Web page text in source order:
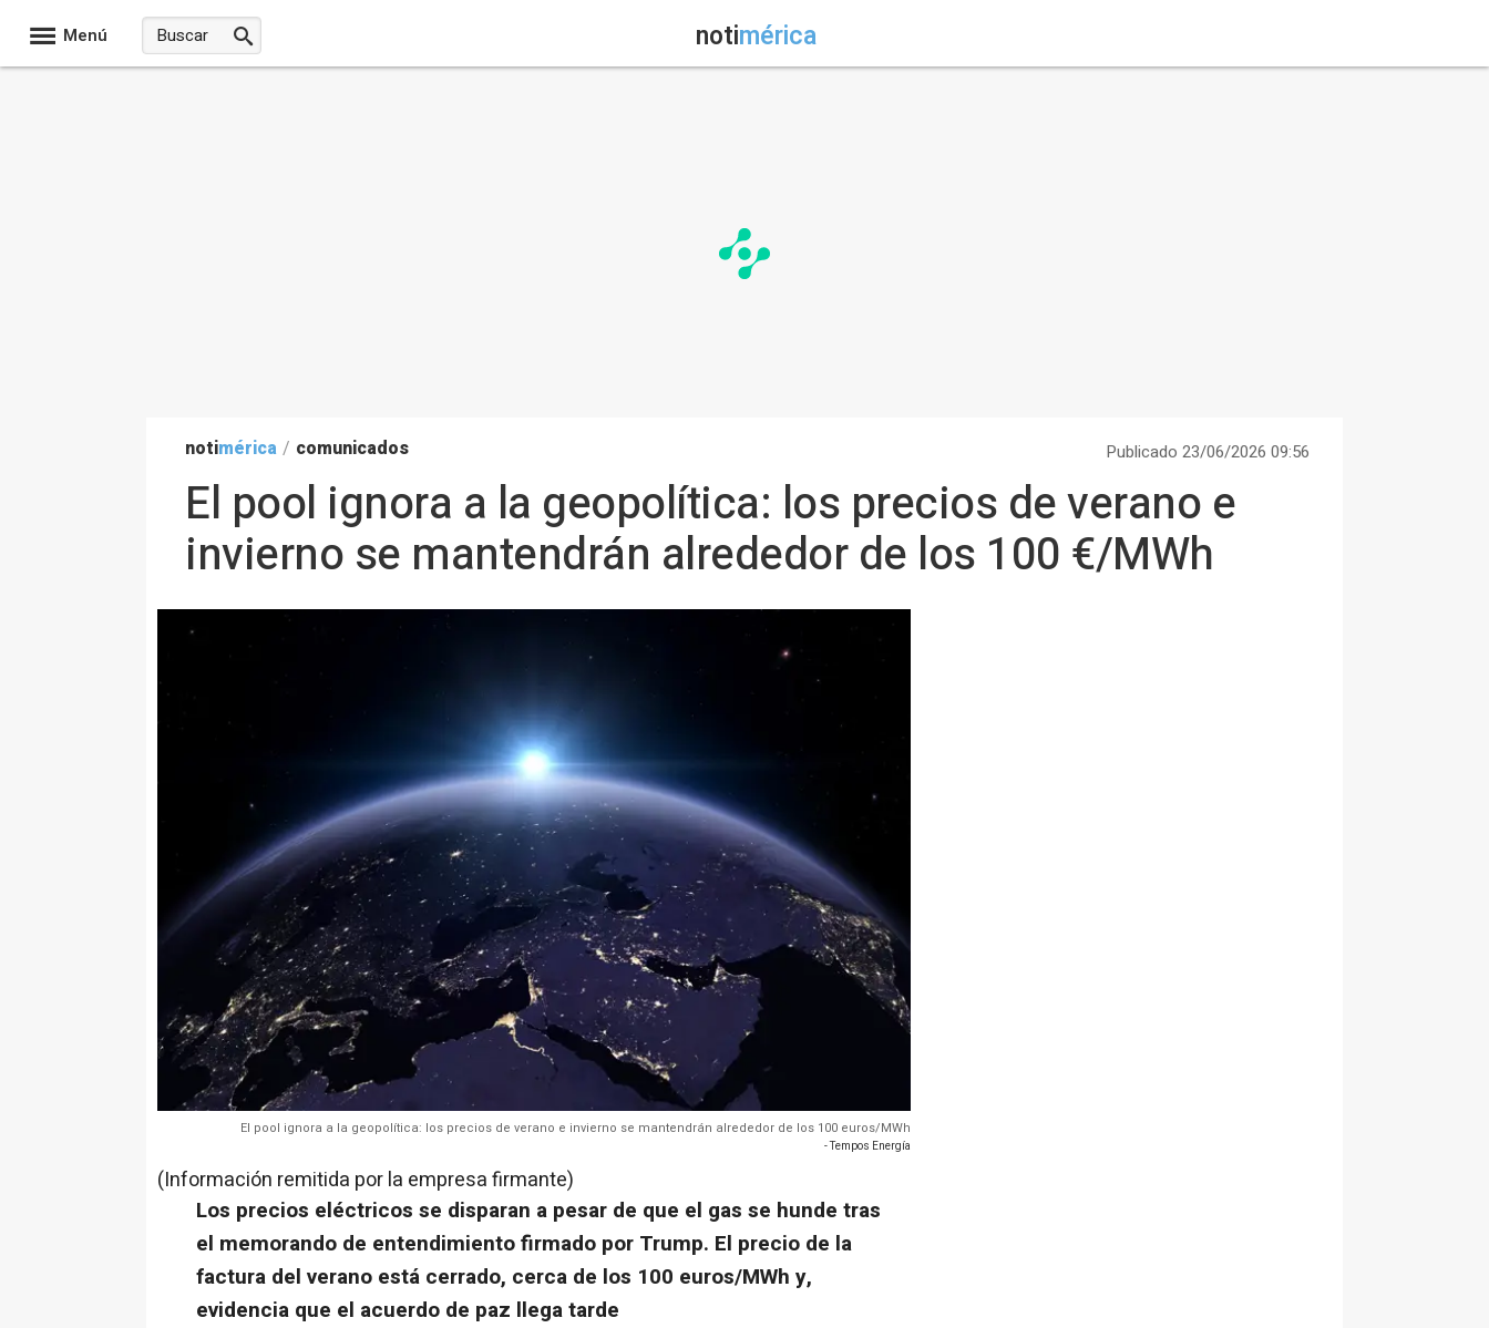
Menú notimérica
notimérica / comunicados Publicado 23/06/2026 09:56
El pool ignora a la geopolítica: los precios de verano e
invierno se mantendrán alrededor de los 100 €/MWh
El pool ignora a la geopolítica: los precios de verano e invierno se mantendrán alrededor de los 100 euros/MWh
- Tempos Energía
(Información remitida por la empresa firmante)
Los precios eléctricos se disparan a pesar de que el gas se hunde tras
el memorando de entendimiento firmado por Trump. El precio de la
factura del verano está cerrado, cerca de los 100 euros/MWh y,
evidencia que el acuerdo de paz llega tarde